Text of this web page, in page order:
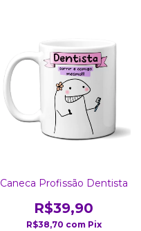
Caneca Profissão Dentista
R$39,90
R$38,70 com Pix